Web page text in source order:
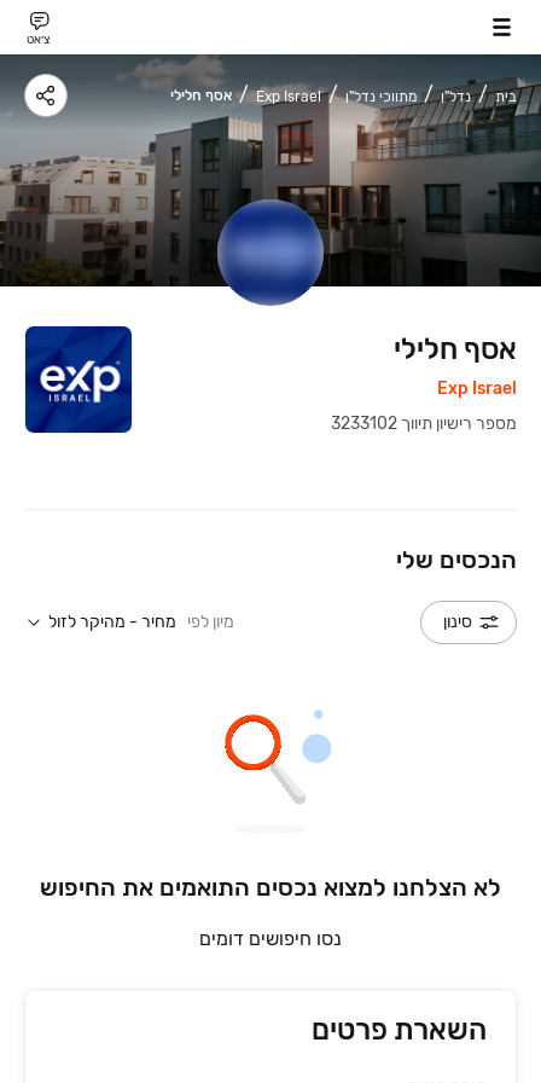
צ׳אט
בית נדל"ן מתווכי נדל"ן Exp Israel אסף חלילי
אסף חלילי
Exp Israel
מספר רישיון תיווך 3233102
הנכסים שלי
סינון מיון לפי מחיר - מהיקר לזול
לא הצלחנו למצוא נכסים התואמים את החיפוש
נסו חיפושים דומים
השארת פרטים